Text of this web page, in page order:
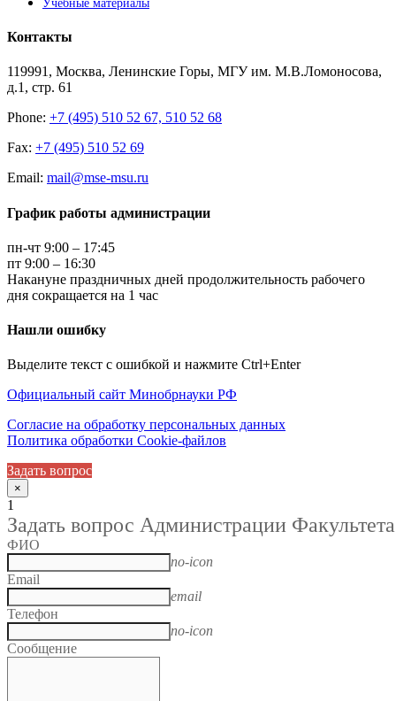
Учебные материалы
Контакты
119991, Москва, Ленинские Горы, МГУ им. М.В.Ломоносова,
д.1, стр. 61
Phone: +7 (495) 510 52 67, 510 52 68
Fax: +7 (495) 510 52 69
Email: mail@mse-msu.ru
График работы администрации
пн-чт 9:00 – 17:45
пт 9:00 – 16:30
Накануне праздничных дней продолжительность рабочего
дня сокращается на 1 час
Нашли ошибку
Выделите текст с ошибкой и нажмите Ctrl+Enter
Официальный сайт Минобрнауки РФ
Согласие на обработку персональных данных
Политика обработки Cookie-файлов
Задать вопрос
×
1
Задать вопрос Администрации Факультета
ФИО
no-icon
Email
email
Телефон
no-icon
Сообщение